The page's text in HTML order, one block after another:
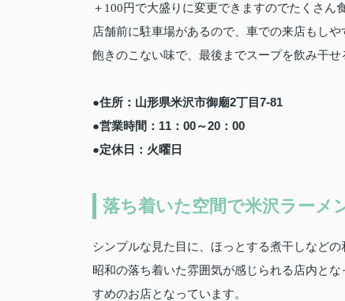
＋100円で大盛りに変更できますのでたくさん
店舗前に駐車場があるので、車での来店もしや
飽きのこない味で、最後までスープを飲み干せ
●住所：山形県米沢市御廟2丁目7-81
●営業時間：11：00～20：00
●定休日：火曜日
落ち着いた空間で米沢ラーメ
シンプルな見た目に、ほっとする煮干しなど
昭和の落ち着いた雰囲気が感じられる店内と
すめのお店となっています。